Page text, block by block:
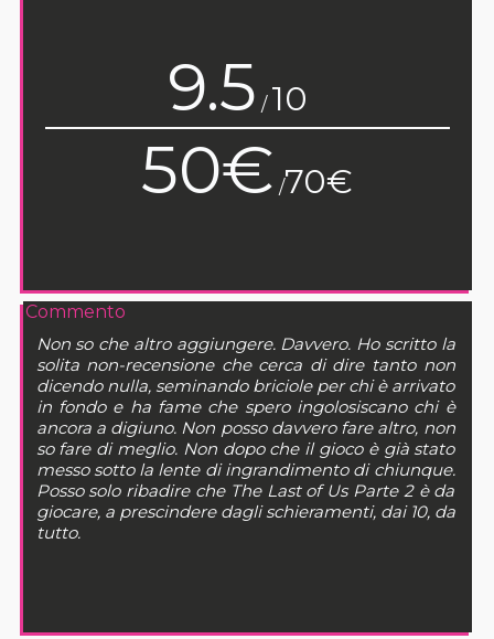
9.5 / 10
50€ /70€
Commento
Non so che altro aggiungere. Davvero. Ho scritto la
solita non-recensione che cerca di dire tanto non
dicendo nulla, seminando briciole per chi è arrivato
in fondo e ha fame che spero ingolosiscano chi è
ancora a digiuno. Non posso davvero fare altro, non
so fare di meglio. Non dopo che il gioco è già stato
messo sotto la lente di ingrandimento di chiunque.
Posso solo ribadire che The Last of Us Parte 2 è da
giocare, a prescindere dagli schieramenti, dai 10, da
tutto.